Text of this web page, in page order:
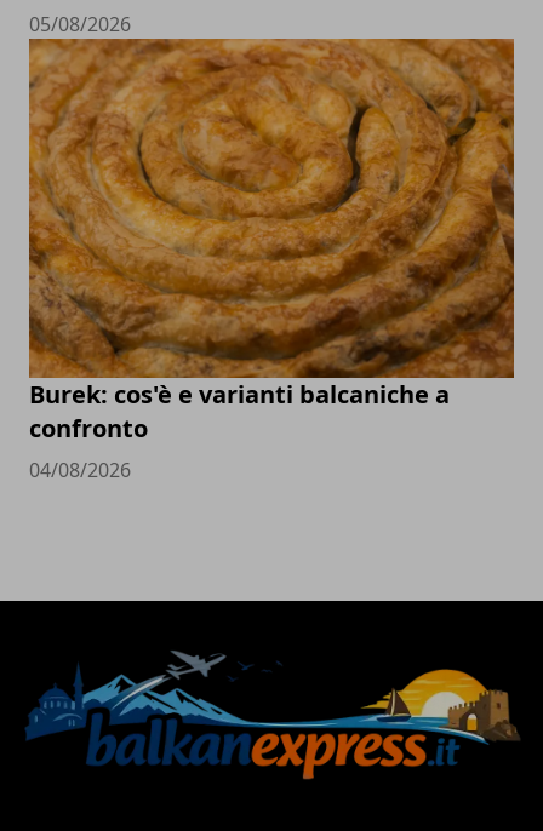
05/08/2026
Burek: cos'è e varianti balcaniche a
confronto
04/08/2026